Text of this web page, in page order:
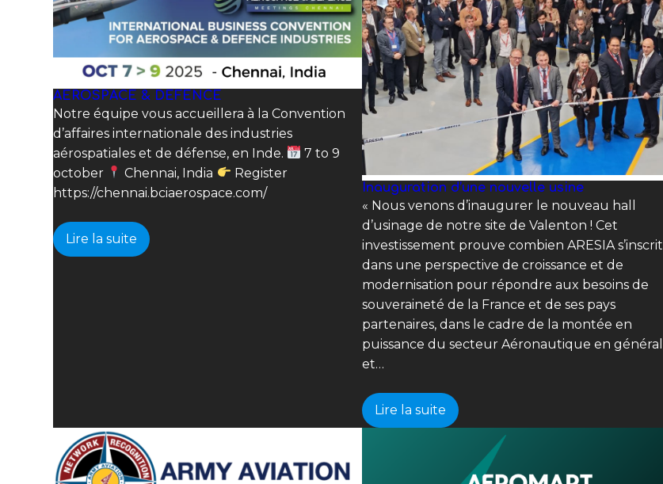
AEROSPACE & DEFENCE
Notre équipe vous accueillera à la Convention
d’affaires internationale des industries
aérospatiales et de défense, en Inde.
7 to 9
october
Chennai, India
Register
https://chennai.bciaerospace.com/
Lire la suite
Inauguration d’une nouvelle usine
« Nous venons d’inaugurer le nouveau hall
d’usinage de notre site de Valenton ! Cet
investissement prouve combien ARESIA s’inscrit
dans une perspective de croissance et de
modernisation pour répondre aux besoins de
souveraineté de la France et de ses pays
partenaires, dans le cadre de la montée en
puissance du secteur Aéronautique en général
et…
Lire la suite